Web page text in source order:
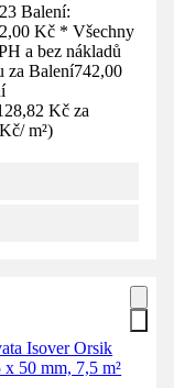
Balení:
Kč * Všechny
a bez nákladů
za Balení742,00
Kč za
/ m²)
Isover Orsik
50 mm, 7,5 m²